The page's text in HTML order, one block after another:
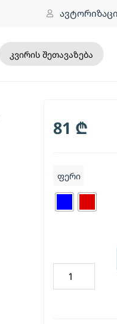
კვირის შეთავაზება
81 ₾
ფერი